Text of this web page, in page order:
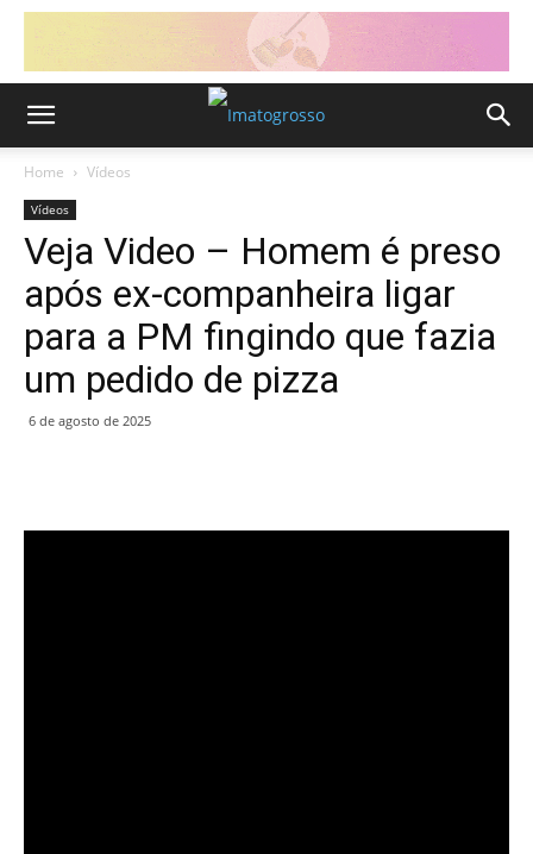
Home Vídeos
Vídeos
Veja Video – Homem é preso
após ex-companheira ligar
para a PM fingindo que fazia
um pedido de pizza
6 de agosto de 2025